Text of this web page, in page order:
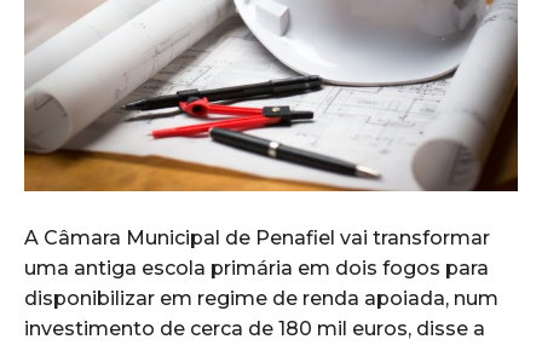
A Câmara Municipal de Penafiel vai transformar
uma antiga escola primária em dois fogos para
disponibilizar em regime de renda apoiada, num
investimento de cerca de 180 mil euros, disse a